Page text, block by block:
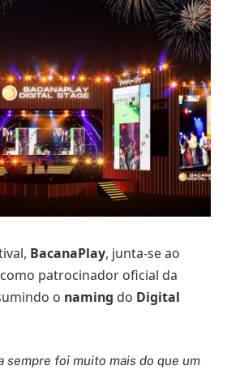
BacanaPlay, junta-se ao
como patrocinador oficial da
o naming do Digital
sempre foi muito mais do que um